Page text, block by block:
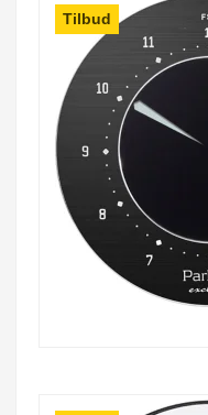
Tilbud